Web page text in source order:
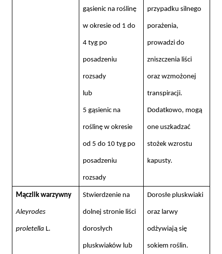
gąsienic na roślinę
w okresie od 1 do
4 tyg po
posadzeniu
rozsady
lub
5 gąsienic na
roślinę w okresie
od 5 do 10 tyg po
posadzeniu
rozsady
przypadku silnego
porażenia,
prowadzi do
zniszczenia liści
oraz wzmożonej
transpiracji.
Dodatkowo, mogą
one uszkadzać
stożek wzrostu
kapusty.
Mączlik warzywny
Aleyrodes
proletella L.
Stwierdzenie na
dolnej stronie liści
dorosłych
pluskwiaków lub
Dorosłe pluskwiaki
oraz larwy
odżywiają się
sokiem roślin.